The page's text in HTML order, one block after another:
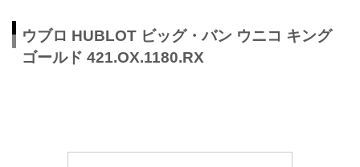
ウブロ HUBLOT ビッグ・バン ウニコ キング
ゴールド 421.OX.1180.RX